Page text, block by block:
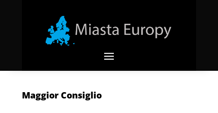
Maggior Consiglio